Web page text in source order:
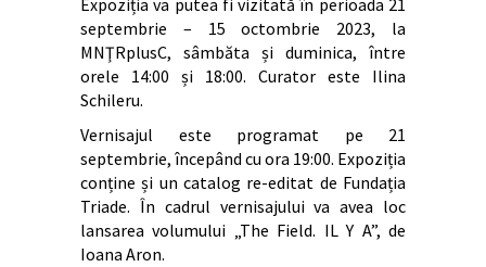
Expoziția va putea fi vizitată în perioada 21
septembrie – 15 octombrie 2023, la
MNŢRplusC, sâmbăta și duminica, între
orele 14:00 și 18:00. Curator este Ilina
Schileru.
Vernisajul este programat pe 21
septembrie, începând cu ora 19:00. Expoziția
conține și un catalog re-editat de Fundația
Triade. În cadrul vernisajului va avea loc
lansarea volumului „The Field. IL Y A”, de
Ioana Aron.